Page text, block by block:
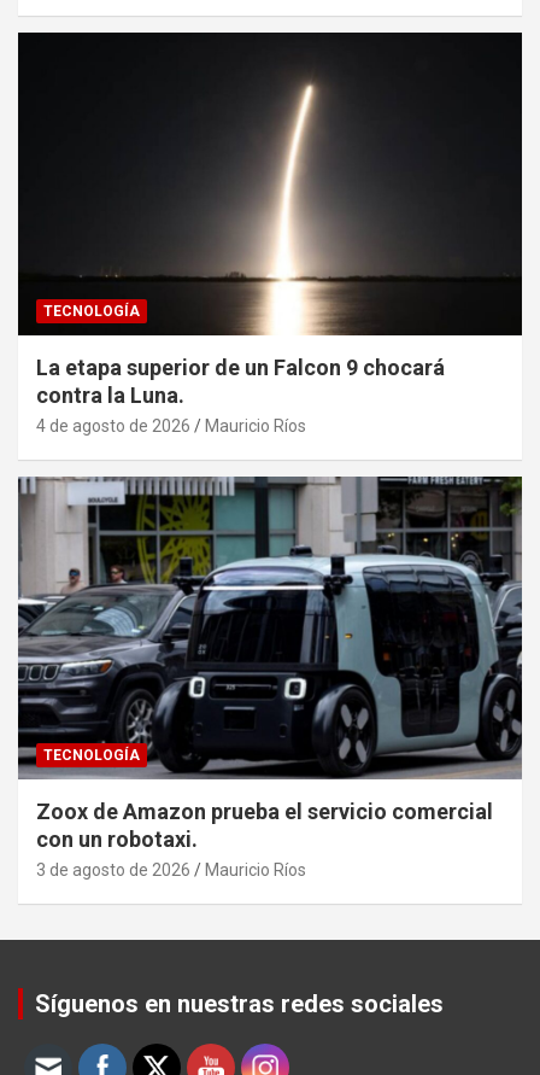
TECNOLOGÍA
La etapa superior de un Falcon 9 chocará
contra la Luna.
4 de agosto de 2026 Mauricio Ríos
TECNOLOGÍA
Zoox de Amazon prueba el servicio comercial
con un robotaxi.
3 de agosto de 2026 Mauricio Ríos
Síguenos en nuestras redes sociales